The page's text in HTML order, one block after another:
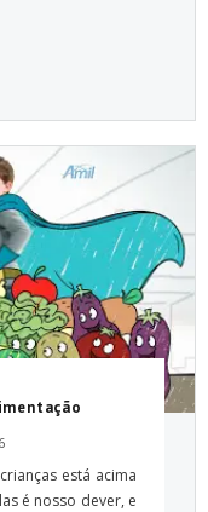
está acima
é nosso dever, e